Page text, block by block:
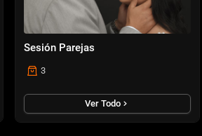
Sesión Parejas
3
Ver Todo